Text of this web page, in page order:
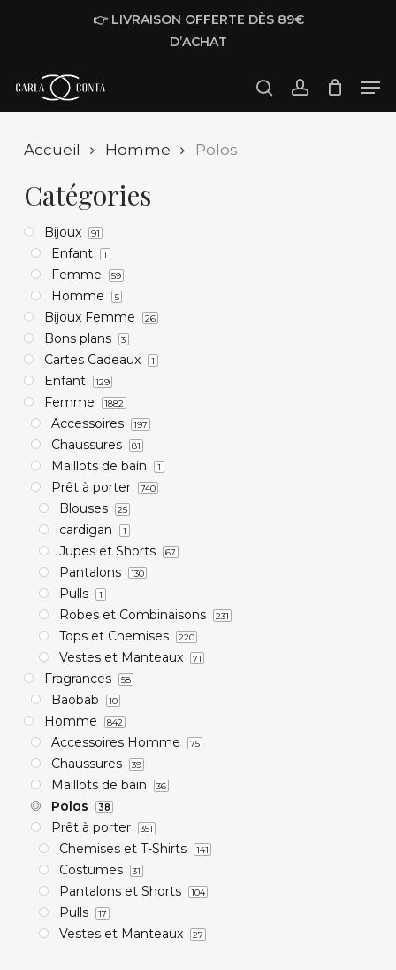
content
👉 LIVRAISON OFFERTE DÈS 89€
D’ACHAT
Polos
Accueil Homme Polos
Catégories
Bijoux 91
Enfant 1
Femme 59
Homme 5
Bijoux Femme 26
Bons plans 3
Cartes Cadeaux 1
Enfant 129
Femme 1882
Accessoires 197
Chaussures 81
Maillots de bain 1
Prêt à porter 740
Blouses 25
cardigan 1
Jupes et Shorts 67
Pantalons 130
Pulls 1
Robes et Combinaisons 231
Tops et Chemises 220
Vestes et Manteaux 71
Fragrances 58
Baobab 10
Homme 842
Accessoires Homme 75
Chaussures 39
Maillots de bain 36
Polos 38
Prêt à porter 351
Chemises et T-Shirts 141
Costumes 31
Pantalons et Shorts 104
Pulls 17
Vestes et Manteaux 27